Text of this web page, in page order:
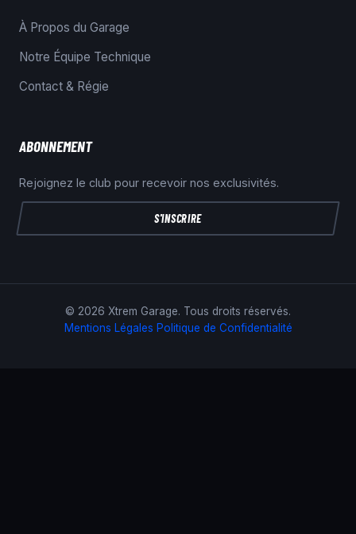
À Propos du Garage
Notre Équipe Technique
Contact & Régie
ABONNEMENT
Rejoignez le club pour recevoir nos exclusivités.
S'INSCRIRE
© 2026 Xtrem Garage. Tous droits réservés.
Mentions Légales Politique de Confidentialité